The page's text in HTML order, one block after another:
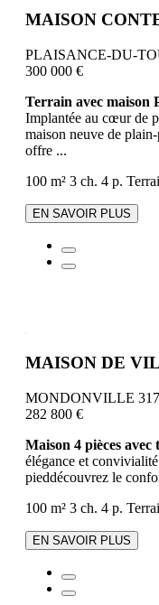
MAISON
PLAISANCE-DU-
300 000 €
Terrain avec maison
Implantée au cœur de
maison neuve de
offre ...
100 m² 3 ch. 4 p.
EN SAVOIR PLUS
MAISON DE
MONDONVILLE
282 800 €
Maison 4 pièces
élégance et
pieddécouvrez le
100 m² 3 ch. 4 p.
EN SAVOIR PLUS